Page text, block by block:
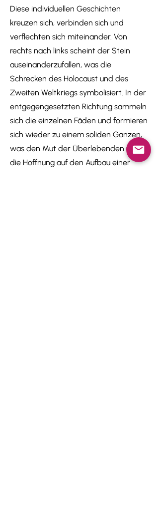
Diese individuellen Geschichten
kreuzen sich, verbinden sich und
verflechten sich miteinander. Von
rechts nach links scheint der Stein
auseinanderzufallen, was die
Schrecken des Holocaust und des
Zweiten Weltkriegs symbolisiert. In der
entgegengesetzten Richtung sammeln
sich die einzelnen Fäden und formieren
sich wieder zu einem soliden Ganzen,
was den Mut der Überlebenden und
die Hoffnung auf den Aufbau einer